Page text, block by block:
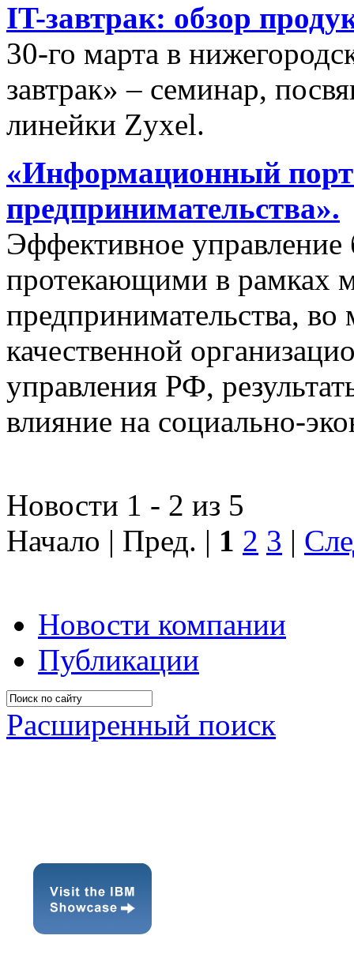
IT-завтрак: обзор
30-го марта в
завтрак» – семинар,
линейки Zyxel.
«Информационный
предпринимательства».
Эффективное управление
протекающими в рамках
предпринимательства,
качественной
управления РФ,
влияние на социально-
Новости 1 - 2 из 5
Начало | Пред. | 1 2 3 |
Новости компании
Публикации
Расширенный поиск